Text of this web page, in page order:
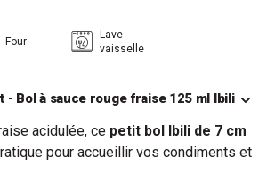
Four
Lave-
vaisselle
Bol à sauce rouge fraise 125 ml Ibili
acidulée, ce petit bol Ibili de 7 cm
pour accueillir vos condiments et